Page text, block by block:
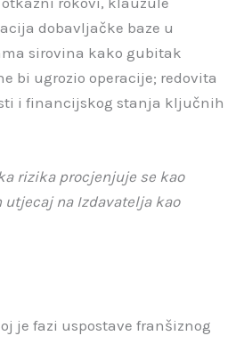
dobavljačke baze u
sirovina kako gubitak
bi ugrozio operacije; redovita
i financijskog stanja ključnih
rizika procjenjuje se kao
utjecaj na Izdavatelja kao
je fazi uspostave franšiznog